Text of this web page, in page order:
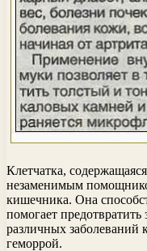
Клетчатка,
незаменимым
кишечника. Она
помогает
различных заболеваний
геморрой.